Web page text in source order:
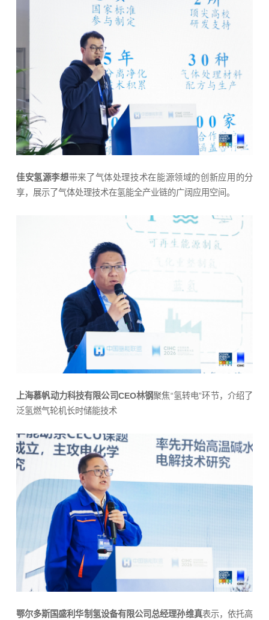
佳安氢源李想带来了气体处理技术在能源领域的创新应用的分
享，展示了气体处理技术在氢能全产业链的广阔应用空间。
上海慕帆动力科技有限公司CEO林钢聚焦“氢转电”环节，介绍了
泛氢燃气轮机长时储能技术
鄂尔多斯国盛利华制氢设备有限公司总经理孙维真表示，依托高